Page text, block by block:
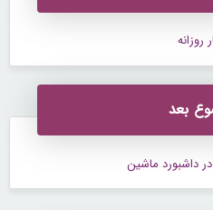
روزانه
بعد
داشبورد ماشین